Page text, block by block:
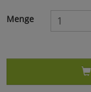
Menge